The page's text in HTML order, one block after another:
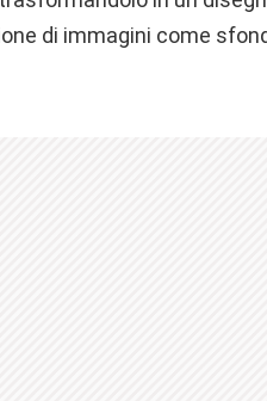
di immagini come